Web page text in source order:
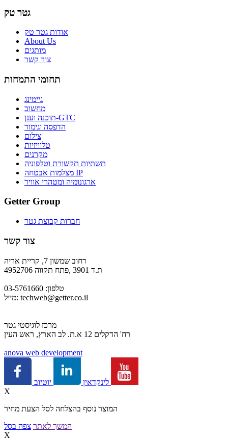
גטר טק
אודות גטר טק
About Us
מותגים
צור קשר
תחומי התמחות
גיימינג
מחשוב
תוכנה וענן-GTC
הדפסה וגימור
צילום
טלוויזיות
מקרנים
תשתיות תקשורת וטלפוניה
מצלמות אבטחה IP
ארגונומיה ומטהרי אוויר
Getter Group
חברות קבוצת גטר
צור קשר
רחוב שמשון 7, קריית אריה
ת.ד 3901 ,פתח תקווה 4952706
טלפון: 03-5761660
מייל: techweb@getter.co.il
מרכז לוגיסטי גטר
רח' הדקלים 12 א.ת. לב הארץ, ראש העין
anova web development
לינקדאין
X
המוצר נוסף בהצלחה לסל הצעת מחיר
המשך לאתר צפה בסל
X